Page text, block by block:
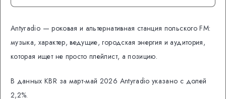
Antyradio — роковая и альтернативная станция польского FM:
музыка, характер, ведущие, городская энергия и аудитория,
которая ищет не просто плейлист, а позицию.
В данных KBR за март-май 2026 Antyradio указано с долей
2,2%.